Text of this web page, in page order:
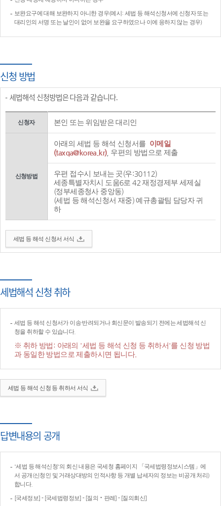
보완요구에 대해 보완하지 아니한 경우(예시: 세법 등 해석신청서에 신청자 또는
대리인의 서명 또는 날인이 없어 보완을 요구하였으나 이에 응하지 않는 경우)
신청 방법
세법해석 신청방법은 다음과 같습니다.
신청자 본인 또는 위임받은 대리인
신청방법
아래의 세법 등 해석 신청서를 이메일
(taxqa@korea.kr), 우편의 방법으로 제출
우편 접수시 보내는 곳(우:30112)
세종특별자치시 도움6로 42 재정경제부 세제실
(정부세종청사 중앙동)
(세법 등 해석신청서 재중) 예규총괄팀 담당자 귀
하
세법 등 해석 신청서 서식
세법해석 신청 취하
세법 등 해석 신청서가 이송·반려되거나 회신문이 발송되기 전에는 세법해석 신
청을 취하할 수 있습니다.
※ 취하 방법: 아래의 '세법 등 해석 신청 등 취하서'를 신청 방법
과 동일한 방법으로 제출하시면 됩니다.
세법 등 해석 신청 등 취하서 서식
답변내용의 공개
'세법 등 해석신청'의 회신 내용은 국세청 홈페이지 「국세법령정보시스템」에
서 공개(신청인 및 거래상대방의 인적사항 등 개별 납세자의 정보는 비공개 처리)
합니다.
[국세정보] - [국세법령정보] - [질의‧판례] - [질의회신]